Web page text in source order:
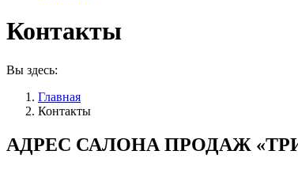
Контакты
Вы здесь:
Главная
Контакты
АДРЕС САЛОНА ПРОДАЖ